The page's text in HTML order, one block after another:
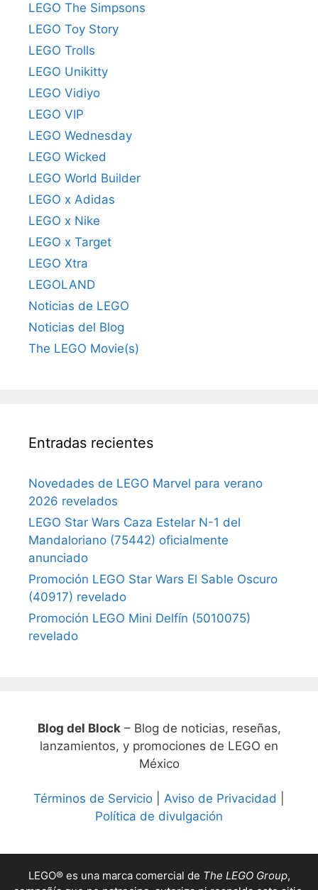
LEGO The Simpsons
LEGO Toy Story
LEGO Trolls
LEGO Unikitty
LEGO Vidiyo
LEGO VIP
LEGO Wednesday
LEGO Wicked
LEGO World Builder
LEGO x Adidas
LEGO x Nike
LEGO x Target
LEGO Xtra
LEGOLAND
Noticias de LEGO
Noticias del Blog
The LEGO Movie(s)
Entradas recientes
Novedades de LEGO Marvel para verano
2026 revelados
LEGO Star Wars Caza Estelar N-1 del
Mandaloriano (75442) oficialmente
anunciado
Promoción LEGO Star Wars El Sable Oscuro
(40917) revelado
Promoción LEGO Mini Delfín (5010075)
revelado
Blog del Block– Blog de noticias, reseñas,
lanzamientos, y promociones de LEGO en
México
Términos de Servicio Aviso de Privacidad
Política de divulgación
LEGO® es una marca comercial de The LEGO Group,